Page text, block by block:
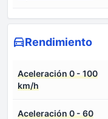
Rendimiento
Aceleración 0 - 100
km/h
Aceleración 0 - 60